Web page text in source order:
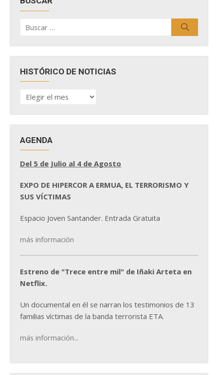
por:
HISTÓRICO DE NOTICIAS
HISTÓRICO
DE
AGENDA
Del 5 de Julio al 4 de Agosto
EXPO DE HIPERCOR A ERMUA, EL TERRORISMO Y
SUS VÍCTIMAS
Espacio Joven Santander. Entrada Gratuita
más información
Estreno de "Trece entre mil" de Iñaki Arteta en
Netflix.
Un documental en él se narran los testimonios de 13
familias víctimas de la banda terrorista ETA.
más información...